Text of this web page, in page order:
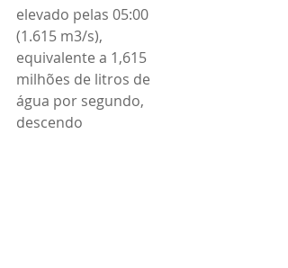
elevado pelas 05:00
(1.615 m3/s),
equivalente a 1,615
milhões de litros de
água por segundo,
descendo